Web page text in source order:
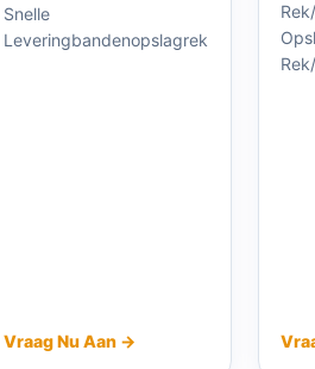
Snelle
Leveringbandenopslagrek
Vraag Nu Aan →